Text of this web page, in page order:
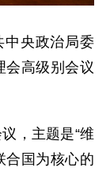
中央政治局委
会高级别会议
，主题是“维
合国为核心的